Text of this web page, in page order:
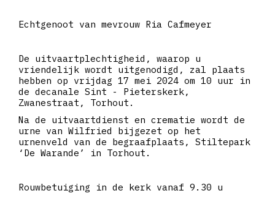
Echtgenoot van mevrouw Ria Cafmeyer
De uitvaartplechtigheid, waarop u
vriendelijk wordt uitgenodigd, zal plaats
hebben op vrijdag 17 mei 2024 om 10 uur in
de decanale Sint - Pieterskerk,
Zwanestraat, Torhout.
Na de uitvaartdienst en crematie wordt de
urne van Wilfried bijgezet op het
urnenveld van de begraafplaats, Stiltepark
‘De Warande’ in Torhout.
Rouwbetuiging in de kerk vanaf 9.30 u